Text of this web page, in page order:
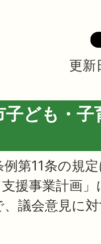
更新
子ども・
第11条の規
援事業計画
議会意見に